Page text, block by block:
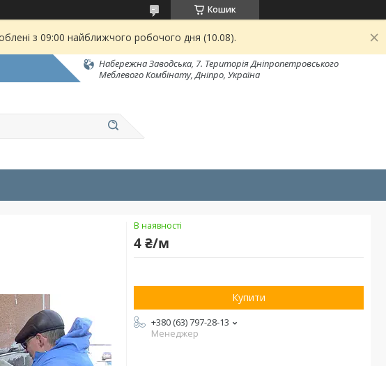
Кошик
з 09:00 найближчого робочого дня (10.08).
Набережна Заводська, 7. Територія Дніпропетровського
Меблевого Комбінату, Дніпро, Україна
В наявності
4 ₴/м
Купити
+380 (63) 797-28-13
Менеджер